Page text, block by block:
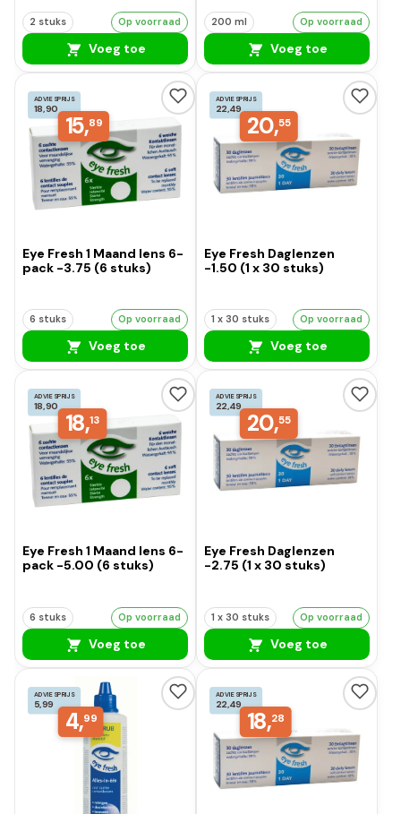
2 stuks Op voorraad
Voeg toe
200 ml Op voorraad
Voeg toe
ADVIESPRIJS
18,90
15,89
Eye Fresh 1 Maand lens 6-
pack -3.75 (6 stuks)
6 stuks Op voorraad
Voeg toe
ADVIESPRIJS
22,49
20,55
Eye Fresh Daglenzen
-1.50 (1 x 30 stuks)
1 x 30 stuks Op voorraad
Voeg toe
ADVIESPRIJS
18,90
18,13
Eye Fresh 1 Maand lens 6-
pack -5.00 (6 stuks)
6 stuks Op voorraad
Voeg toe
ADVIESPRIJS
22,49
20,55
Eye Fresh Daglenzen
-2.75 (1 x 30 stuks)
1 x 30 stuks Op voorraad
Voeg toe
ADVIESPRIJS
5,99
4,99
ADVIESPRIJS
22,49
18,28